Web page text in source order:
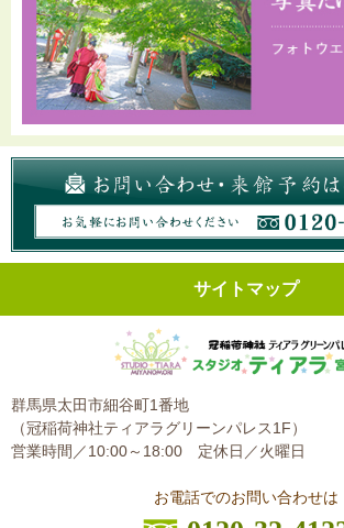
サイトマップ
群馬県太田市細谷町1番地
（冠稲荷神社ティアラグリーンパレス1F）
営業時間／10:00～18:00 定休日／火曜日
お電話でのお問い合わせは